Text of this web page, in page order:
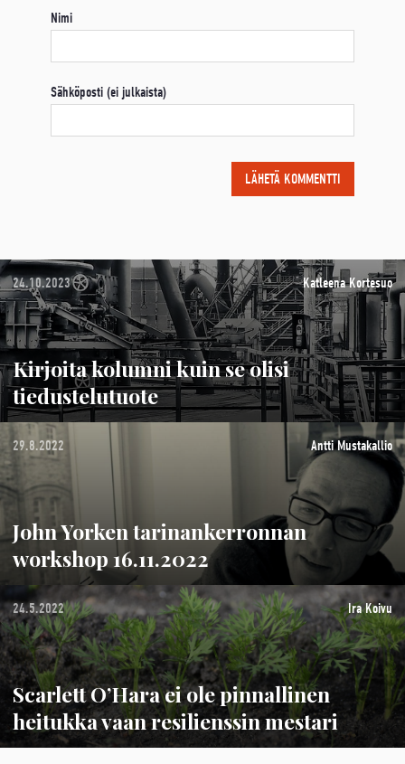
Nimi
Sähköposti (ei julkaista)
24.10.2023 Katleena Kortesuo
Kirjoita kolumni kuin se olisi
tiedustelutuote
29.8.2022 Antti Mustakallio
John Yorken tarinankerronnan
workshop 16.11.2022
24.5.2022 Ira Koivu
Scarlett O’Hara ei ole pinnallinen
heitukka vaan resilienssin mestari